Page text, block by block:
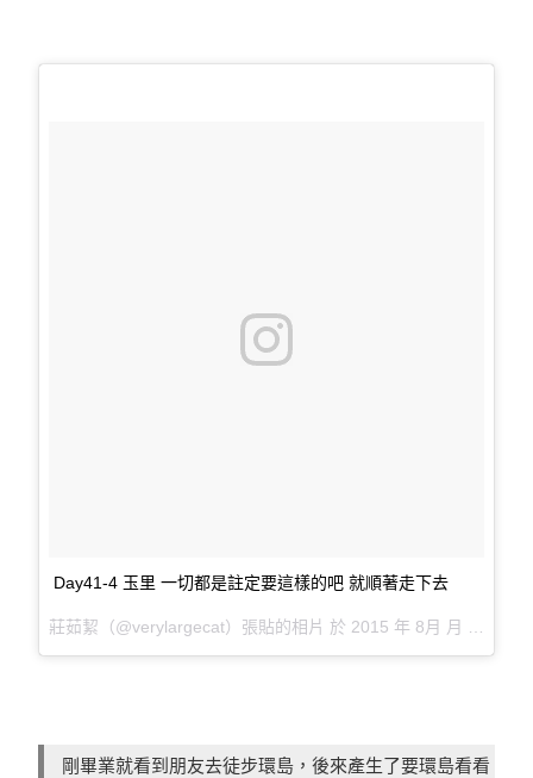
Day41-4 玉里 一切都是註定要這樣的吧 就順著走下去
莊茹絜（@verylargecat）張貼的相片 於 2015 年 8月 月 10 5:04上午 PDT
剛畢業就看到朋友去徒步環島，後來產生了要環島看看